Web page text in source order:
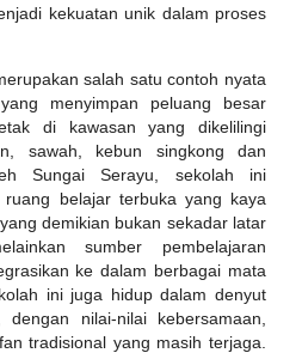
kekuatan unik dalam proses
salah satu contoh nyata
menyimpan peluang besar
di kawasan yang dikelilingi
sawah, kebun singkong dan
Sungai Serayu, sekolah ini
belajar terbuka yang kaya
demikian bukan sekadar latar
sumber pembelajaran
ke dalam berbagai mata
ini juga hidup dalam denyut
nilai-nilai kebersamaan,
tradisional yang masih terjaga.